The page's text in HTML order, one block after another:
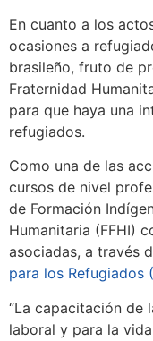
En cuanto a los
ocasiones a
brasileño, fruto de
Fraternidad
para que haya una
refugiados.
Como una de las
cursos de nivel
de Formación
Humanitaria (FFHI)
asociadas, a través
para los Refugiados
“La capacitación de
laboral y para la